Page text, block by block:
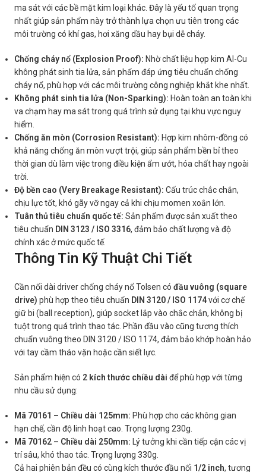
ma sát với các bề mặt kim loại khác. Đây là yếu tố quan trọng
nhất giúp sản phẩm này trở thành lựa chọn ưu tiên trong các
môi trường có khí gas, hơi xăng dầu hay bụi dễ cháy.
Chống cháy nổ (Explosion Proof): Nhờ chất liệu hợp kim Al-Cu
không phát sinh tia lửa, sản phẩm đáp ứng tiêu chuẩn chống
cháy nổ, phù hợp với các môi trường công nghiệp khắt khe nhất.
Không phát sinh tia lửa (Non-Sparking): Hoàn toàn an toàn khi
va chạm hay ma sát trong quá trình sử dụng tại khu vực nguy
hiểm.
Chống ăn mòn (Corrosion Resistant): Hợp kim nhôm-đồng có
khả năng chống ăn mòn vượt trội, giúp sản phẩm bền bỉ theo
thời gian dù làm việc trong điều kiện ẩm ướt, hóa chất hay ngoài
trời.
Độ bền cao (Very Breakage Resistant): Cấu trúc chắc chắn,
chịu lực tốt, khó gãy vỡ ngay cả khi chịu momen xoắn lớn.
Tuân thủ tiêu chuẩn quốc tế: Sản phẩm được sản xuất theo
tiêu chuẩn DIN 3123 / ISO 3316, đảm bảo chất lượng và độ
chính xác ở mức quốc tế.
Thông Tin Kỹ Thuật Chi Tiết
Cần nối dài driver chống cháy nổ Tolsen có đầu vuông (square
drive) phù hợp theo tiêu chuẩn DIN 3120 / ISO 1174với cơ chế
giữ bi (ball reception), giúp socket lắp vào chắc chắn, không bị
tuột trong quá trình thao tác. Phần đầu vào cũng tương thích
chuẩn vuông theo DIN 3120 / ISO 1174, đảm bảo khớp hoàn hảo
với tay cầm tháo vặn hoặc cần siết lực.
Sản phẩm hiện có 2 kích thước chiều dài để phù hợp với từng
nhu cầu sử dụng:
Mã 70161 – Chiều dài 125mm: Phù hợp cho các không gian
hạn chế, cần độ linh hoạt cao. Trọng lượng 230g.
Mã 70162 – Chiều dài 250mm: Lý tưởng khi cần tiếp cận các vị
trí sâu, khó thao tác. Trọng lượng 330g.
Cả hai phiên bản đều có cùng kích thước đầu nối 1/2 inch, tương